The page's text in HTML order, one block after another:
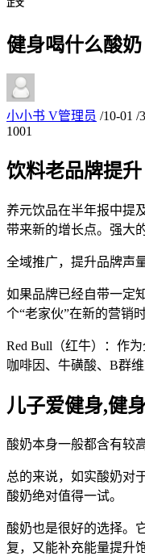
正文
健身喝什么酸奶
小小书 V管理员 /10-01 /
1001
饮料老品牌提升
养元饮品在半年报中提
带来新的增长点。强大
全域推广，提升品牌声
如果品牌已经自带一定
个“老家伙”在新的营销
Red Bull（红牛）：作
咖啡因、牛磺酸、B群
儿子爱健身,健
酸奶本身一般都含有较
总的来说，如实酸奶对
酸奶绝对值得一试。
酸奶也是很好的选择。
复，又能补充能量提升